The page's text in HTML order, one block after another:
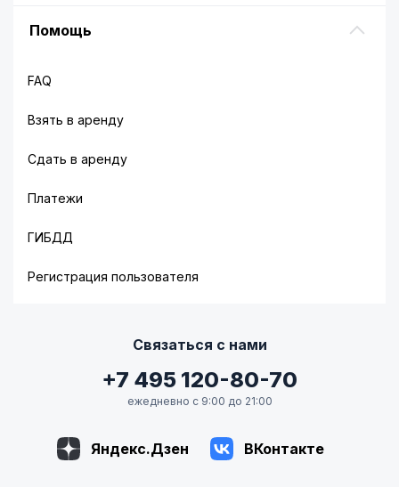
Помощь
FAQ
Взять в аренду
Сдать в аренду
Платежи
ГИБДД
Регистрация пользователя
Связаться с нами
+7 495 120-80-70
ежедневно с 9:00 до 21:00
Яндекс.Дзен ВКонтакте